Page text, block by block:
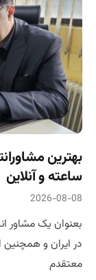
ساعته و آنلاین
2026-08-08
بعنوان یک مشاور
در ایران و
معتقدم